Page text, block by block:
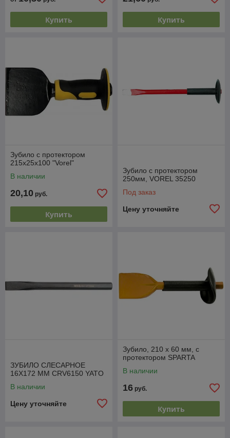
Купить Купить
Зубило с протектором
215х25х100 "Vorel"
В наличии
20,10 руб.
Купить
Зубило с протектором
250мм, VOREL 35250
Под заказ
Цену уточняйте
ЗУБИЛО СЛЕСАРНОЕ
16Х172 ММ CRV6150 YATO
В наличии
Цену уточняйте
Зубило, 210 х 60 мм, с
протектором SPARTA
В наличии
16 руб.
Купить